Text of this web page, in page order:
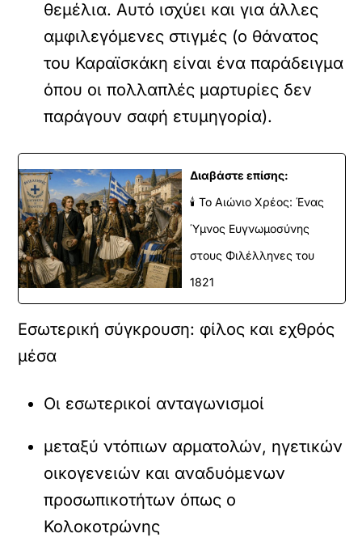
θεμέλια. Αυτό ισχύει και για άλλες
αμφιλεγόμενες στιγμές (ο θάνατος
του Καραϊσκάκη είναι ένα παράδειγμα
όπου οι πολλαπλές μαρτυρίες δεν
παράγουν σαφή ετυμηγορία).
Διαβάστε επίσης:
🕯️ Το Αιώνιο Χρέος: Ένας
Ύμνος Ευγνωμοσύνης
στους Φιλέλληνες του
1821
Εσωτερική σύγκρουση: φίλος και εχθρός
μέσα
Οι εσωτερικοί ανταγωνισμοί
μεταξύ ντόπιων αρματολών, ηγετικών
οικογενειών και αναδυόμενων
προσωπικοτήτων όπως ο
Κολοκοτρώνης